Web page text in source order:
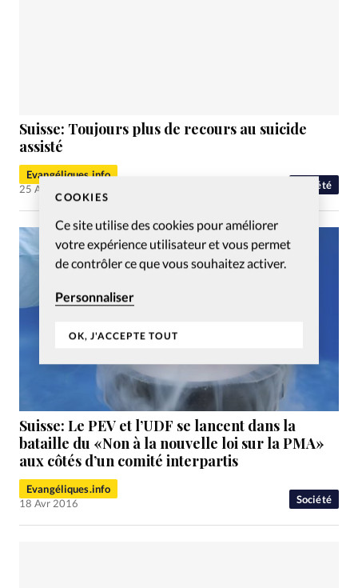
COOKIES
Ce site utilise des cookies pour améliorer
votre expérience utilisateur et vous permet
de contrôler ce que vous souhaitez activer.
Personnaliser
OK, J'ACCEPTE TOUT
Société
Suisse: Toujours plus de recours au suicide
assisté
Evangéliques.info
25 Avr 2016
Société
Suisse: Le PEV et l’UDF se lancent dans la
bataille du «Non à la nouvelle loi sur la PMA»
aux côtés d’un comité interpartis
Evangéliques.info
18 Avr 2016